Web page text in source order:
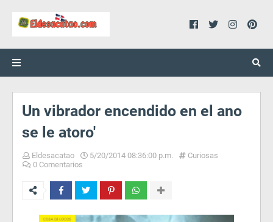
Un vibrador encendido en el ano
se le atoro'
Eldesacatao 5/20/2014 08:36:00 p.m.
Curiosas
0 Comentarios